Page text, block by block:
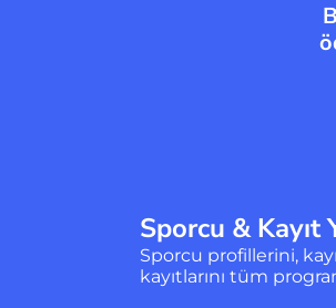
Sporcu & Kayıt
Sporcu profillerini,
kayıtlarını tüm